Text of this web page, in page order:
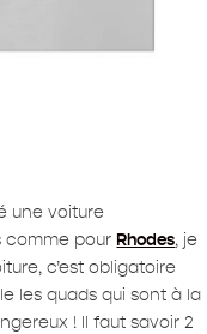
une voiture
comme pour Rhodes, je
c’est obligatoire
les quads qui sont à la
! Il faut savoir 2